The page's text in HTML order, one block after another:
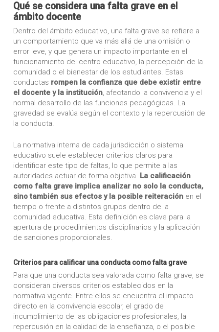
Qué se considera una falta grave en el
ámbito docente
Dentro del ámbito educativo, una falta grave se refiere a
un comportamiento que va más allá de una omisión o
error leve, y que genera un impacto importante en el
funcionamiento del centro educativo, la percepción de la
comunidad o el bienestar de los estudiantes. Estas
conductas rompen la confianza que debe existir entre
el docente y la institución, afectando la convivencia y el
normal desarrollo de las funciones pedagógicas. La
gravedad se evalúa según el contexto y la repercusión de
la conducta.
La normativa interna de cada jurisdicción o sistema
educativo suele establecer criterios claros para
identificar este tipo de faltas, lo que permite a las
autoridades actuar de forma objetiva. La calificación
como falta grave implica analizar no solo la conducta,
sino también sus efectos y la posible reiteraciónen el
tiempo o frente a distintos grupos dentro de la
comunidad educativa. Esta definición es clave para la
apertura de procedimientos disciplinarios y la aplicación
de sanciones proporcionales.
Criterios para calificar una conducta como falta grave
Para que una conducta sea valorada como falta grave, se
consideran diversos criterios establecidos en la
normativa vigente. Entre ellos se encuentra el impacto
directo en la convivencia escolar, el grado de
incumplimiento de las obligaciones profesionales, la
repercusión en la calidad de la enseñanza, o el posible